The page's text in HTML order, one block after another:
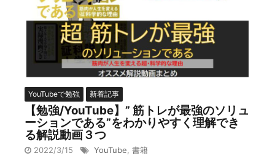
YouTubeで勉強 新着記事
【勉強/YouTube】” 筋トレが最強のソリュ
ーションである”をわかりやすく理解でき
る解説動画３つ
2022/3/15 YouTube 書籍